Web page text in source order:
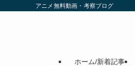
アニメ無料動画・考察ブログ
ホーム/新着記事